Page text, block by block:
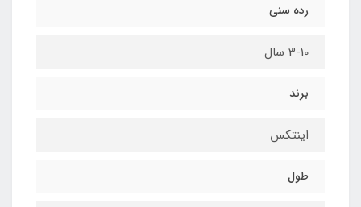
رده سنی
3-10 سال
برند
اینتکس
طول